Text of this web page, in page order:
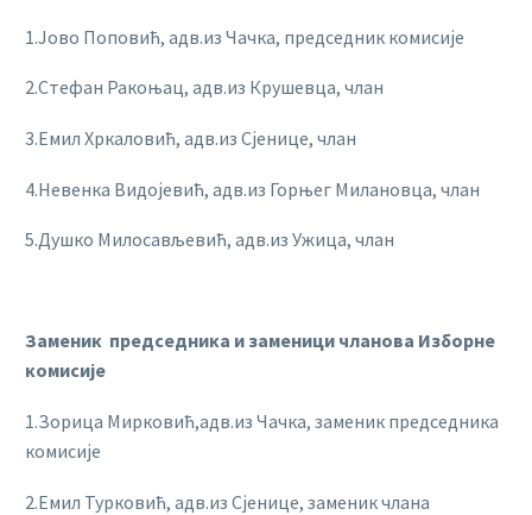
1.Јово Поповић, адв.из Чачка, председник комисије
2.Стефан Ракоњац, адв.из Крушевца, члан
3.Емил Хркаловић, адв.из Сјенице, члан
4.Невенка Видојевић, адв.из Горњег Милановца, члан
5.Душко Милосављевић, адв.из Ужица, члан
Заменик председника и заменици чланова Изборне
комисије
1.Зорица Мирковић,адв.из Чачка, заменик председника
комисије
2.Емил Турковић, адв.из Сјенице, заменик члана